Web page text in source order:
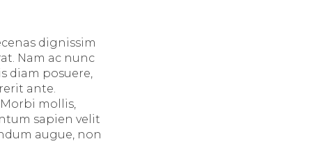
dignissim
Nam ac nunc
diam posuere,
ante.
mollis,
sapien velit
augue, non